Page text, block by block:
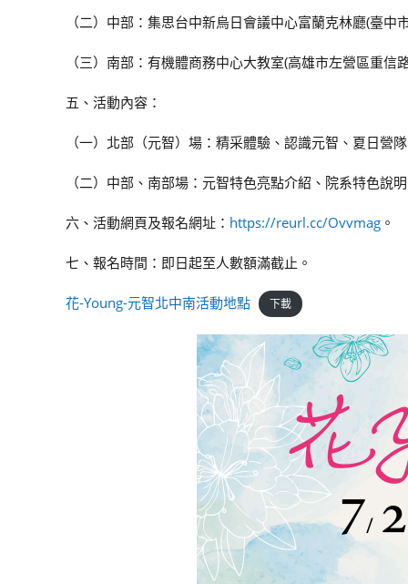
（二）中部：集思台中新烏日會議中心富蘭克林廳(臺中
（三）南部：有機體商務中心大教室(高雄市左營區重信
五、活動內容：
（一）北部（元智）場：精采體驗、認識元智、夏日營
（二）中部、南部場：元智特色亮點介紹、院系特色說
六、活動網頁及報名網址： https://reurl.cc/Ovvmag 。
七、報名時間：即日起至人數額滿截止。
花-Young-元智北中南活動地點 下載